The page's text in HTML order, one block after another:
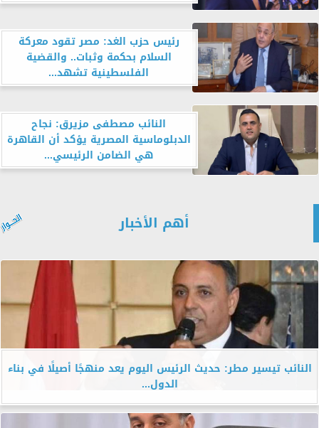
رئيس حزب الغد: مصر تقود معركة
السلام بحكمة وثبات.. والقضية
الفلسطينية تشهد...
النائب مصطفى مزيرق: نجاح
الدبلوماسية المصرية يؤكد أن القاهرة
هي الضامن الرئيسي...
أهم الأخبار
النائب تيسير مطر: حديث الرئيس اليوم يعد منهجًا أصيلًا في بناء
الدول...